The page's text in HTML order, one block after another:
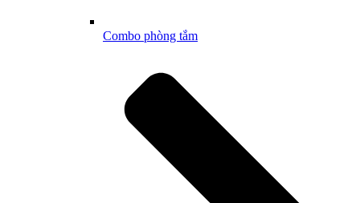
Combo phòng tắm